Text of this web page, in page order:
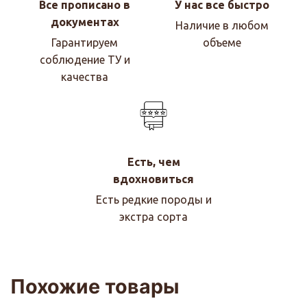
Все прописано в
документах
Гарантируем
соблюдение ТУ и
качества
У нас все быстро
Наличие в любом
объеме
Есть, чем
вдохновиться
Есть редкие породы и
экстра сорта
Похожие товары